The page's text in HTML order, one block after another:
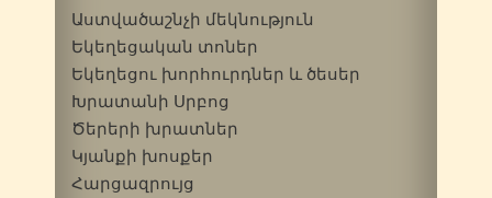
Աստվածաշնչի մեկնություն
Եկեղեցական տոներ
Եկեղեցու խորհուրդներ և ծեսեր
Խրատանի Սրբոց
Ծերերի խրատներ
Կյանքի խոսքեր
Հարցազրույց